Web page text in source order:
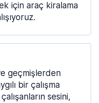
için araç kiralama
geçmişlerden
bir çalışma
sesini,